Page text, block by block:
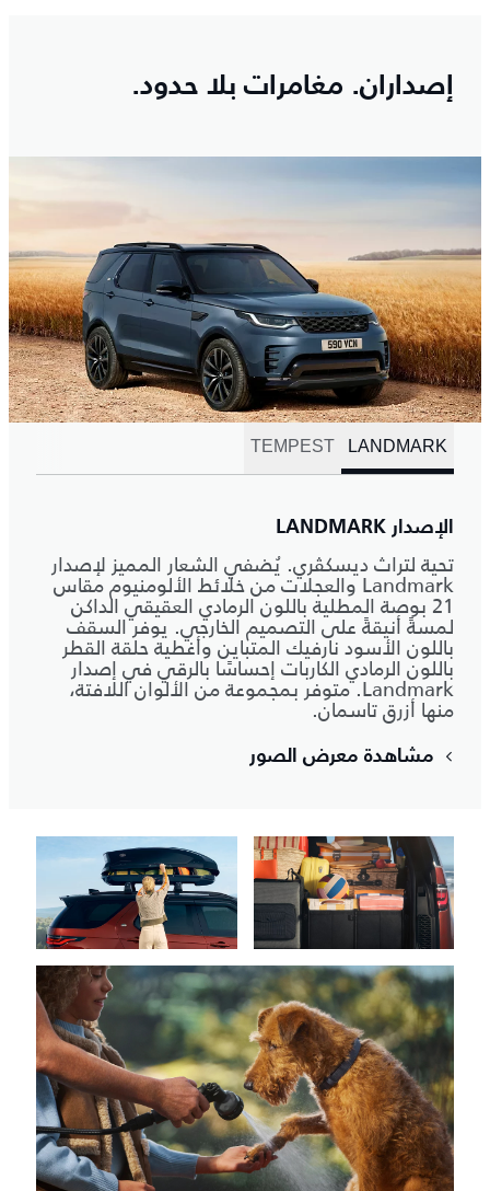
إصداران. مغامرات بلا حدود.
LANDMARK
TEMPEST
الإصدار LANDMARK
تحية لتراث ديسكڤري. يُضفي الشعار المميز لإصدار
Landmark والعجلات من خلائط الألومنيوم مقاس
21 بوصة المطلية باللون الرمادي العقيقي الداكن
لمسةً أنيقةً على التصميم الخارجي. يوفر السقف
باللون الأسود نارفيك المتباين وأغطية حلقة القطر
باللون الرمادي الكاربات إحساسًا بالرقي في إصدار
Landmark. متوفر بمجموعة من الألوان اللافتة،
منها أزرق تاسمان.
مشاهدة معرض الصور